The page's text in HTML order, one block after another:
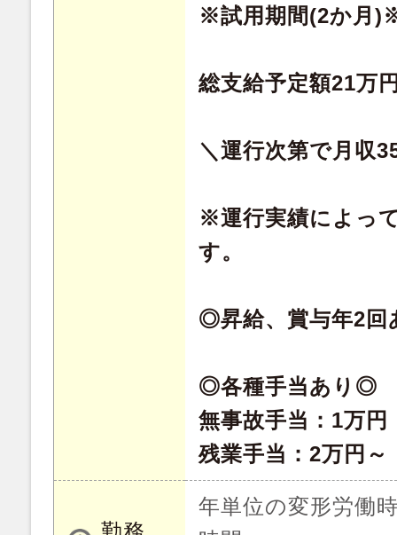
※試用期間(2か月
総支給予定額21万
＼運行次第で月収
※運行実績によっ
す。
◎昇給、賞与年2
◎各種手当あり◎
無事故手当：1万円
残業手当：2万円～
年単位の変形労働